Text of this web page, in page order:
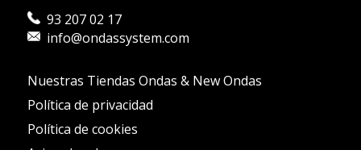
93 207 02 17
info@ondassystem.com
Nuestras Tiendas Ondas & New Ondas
Política de privacidad
Política de cookies